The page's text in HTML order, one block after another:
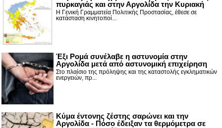
πυρκαγιάς και στην Αργολίδα την Κυριακή
Η Γενική Γραμματεία Πολιτικής Προστασίας, έθεσε σε
κατάσταση κινητοποί...
Έξι Ρομά συνέλαβε η αστυνομία στην
Αργολίδα μετά από αστυνομική επιχείρηση
Στο πλαίσιο της πρόληψης και της καταστολής εγκληματικών
ενεργειών, πρ...
Κύμα έντονης ζέστης σαρώνει και την
Αργολίδα - Πόσο έδειξαν τα θερμόμετρα σε